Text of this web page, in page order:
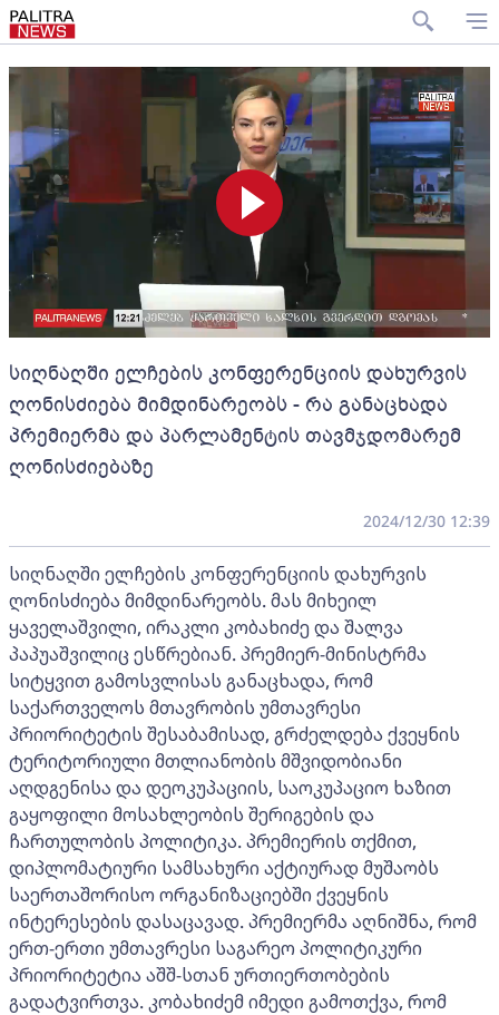
სიღნაღში ელჩების კონფერენციის დახურვის
ღონისძიება მიმდინარეობს - რა განაცხადა
პრემიერმა და პარლამენტის თავმჯდომარემ
ღონისძიებაზე
2024/12/30 12:39
სიღნაღში ელჩების კონფერენციის დახურვის
ღონისძიება მიმდინარეობს. მას მიხეილ
ყაველაშვილი, ირაკლი კობახიძე და შალვა
პაპუაშვილიც ესწრებიან. პრემიერ-მინისტრმა
სიტყვით გამოსვლისას განაცხადა, რომ
საქართველოს მთავრობის უმთავრესი
პრიორიტეტის შესაბამისად, გრძელდება ქვეყნის
ტერიტორიული მთლიანობის მშვიდობიანი
აღდგენისა და დეოკუპაციის, საოკუპაციო ხაზით
გაყოფილი მოსახლეობის შერიგების და
ჩართულობის პოლიტიკა. პრემიერის თქმით,
დიპლომატიური სამსახური აქტიურად მუშაობს
საერთაშორისო ორგანიზაციებში ქვეყნის
ინტერესების დასაცავად. პრემიერმა აღნიშნა, რომ
ერთ-ერთი უმთავრესი საგარეო პოლიტიკური
პრიორიტეტია აშშ-სთან ურთიერთობების
გადატვირთვა. კობახიძემ იმედი გამოთქვა, რომ